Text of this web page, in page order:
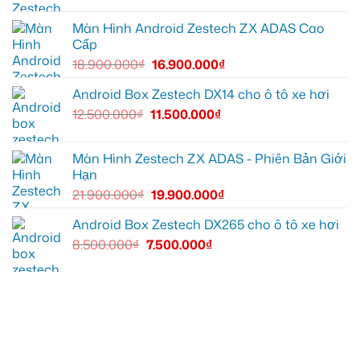
Màn Hình Android Zestech ZX ADAS Cao
Cấp
18.900.000₫ 16.900.000₫
Android Box Zestech DX14 cho ô tô xe hơi
12.500.000₫ 11.500.000₫
Màn Hình Zestech ZX ADAS - Phiên Bản Giới
Hạn
21.900.000₫ 19.900.000₫
Android Box Zestech DX265 cho ô tô xe hơi
8.500.000₫ 7.500.000₫